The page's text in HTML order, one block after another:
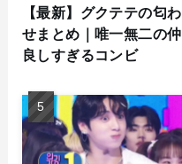
【最新】グクテテの匂わ
せまとめ｜唯一無二の仲
良しすぎるコンビ